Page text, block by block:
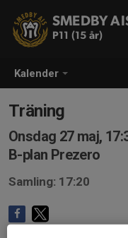
Kalender
SMEDBY
P11 (15 år)
Träning
Onsdag 27 maj,
B-plan Prezero
Samling: 17:20